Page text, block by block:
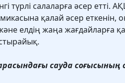
түрлі салаларға әсер етті.
қалай әсер еткенін,
елдің жаңа жағдайларға
сауда соғысының